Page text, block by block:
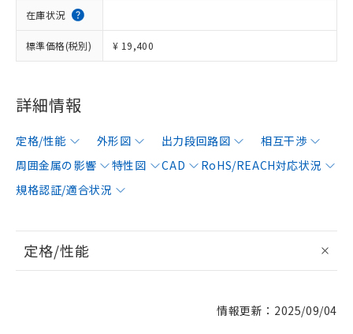
在庫状況
標準価格(税別) ¥ 19,400
詳細情報
定格/性能 外形図 出力段回路図
相互干渉
周囲金属の影響
特性図 CAD
RoHS/REACH対応状況
規格認証/適合状況
定格/性能
情報更新：2025/09/04